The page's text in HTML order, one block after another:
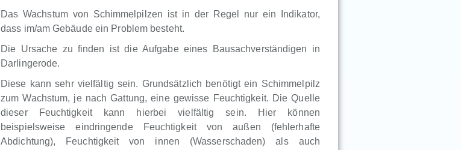
Das Wachstum von Schimmelpilzen ist in der Regel nur ein Indikator,
dass im/am Gebäude ein Problem besteht.
Die Ursache zu finden ist die Aufgabe eines Bausachverständigen in
Darlingerode.
Diese kann sehr vielfältig sein. Grundsätzlich benötigt ein Schimmelpilz
zum Wachstum, je nach Gattung, eine gewisse Feuchtigkeit. Die Quelle
dieser Feuchtigkeit kann hierbei vielfältig sein. Hier können
beispielsweise eindringende Feuchtigkeit von außen (fehlerhafte
Abdichtung), Feuchtigkeit von innen (Wasserschaden) als auch